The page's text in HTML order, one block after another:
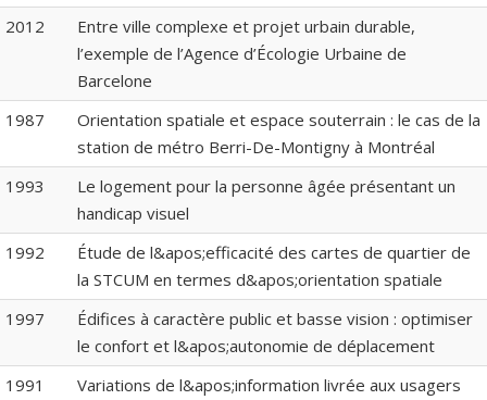
2012
Entre ville complexe et projet urbain durable,
l’exemple de l’Agence d’Écologie Urbaine de
Barcelone
1987
Orientation spatiale et espace souterrain : le cas de la
station de métro Berri-De-Montigny à Montréal
1993
Le logement pour la personne âgée présentant un
handicap visuel
1992
Étude de l&apos;efficacité des cartes de quartier de
la STCUM en termes d&apos;orientation spatiale
1997
Édifices à caractère public et basse vision : optimiser
le confort et l&apos;autonomie de déplacement
1991
Variations de l&apos;information livrée aux usagers